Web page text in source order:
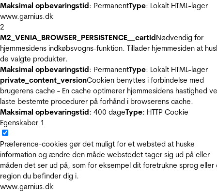
Maksimal opbevaringstid: PermanentType: Lokalt HTML-lager
www.garnius.dk
2
M2_VENIA_BROWSER_PERSISTENCE__cartIdNødvendig for
hjemmesidens indkøbsvogns-funktion. Tillader hjemmesiden at
de valgte produkter.
Maksimal opbevaringstid: PermanentType: Lokalt HTML-lager
private_content_versionCookien benyttes i forbindelse med
brugerens cache - En cache optimerer hjemmesidens hastighed
laste bestemte procedurer på forhånd i browserens cache.
Maksimal opbevaringstid: 400 dageType: HTTP Cookie
Egenskaber 1
Præference-cookies gør det muligt for et websted at huske
information og ændre den måde webstedet tager sig ud på eller
måden det ser ud på, som for eksempel dit foretrukne sprog eller
region du befinder dig i.
www.garnius.dk